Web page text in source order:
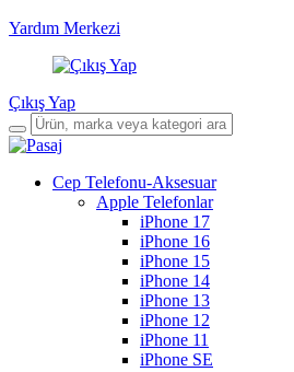
Yardım Merkezi
Çıkış Yap
Cep Telefonu-Aksesuar
Apple Telefonlar
iPhone 17
iPhone 16
iPhone 15
iPhone 14
iPhone 13
iPhone 12
iPhone 11
iPhone SE